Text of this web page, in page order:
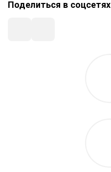
Поделиться в соцсетях